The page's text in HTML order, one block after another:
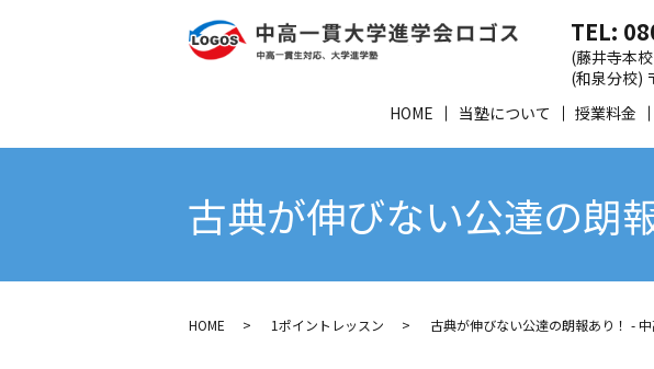
HOME 当塾について 授業料金
TEL:
(藤井寺本
(和泉分校)
古典が伸びない公達の朗
HOME 1ポイントレッスン 古典が伸びない公達の朗報あり！ -